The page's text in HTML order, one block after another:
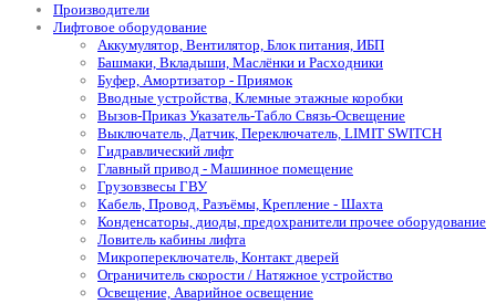
Производители
Лифтовое оборудование
Аккумулятор, Вентилятор, Блок питания, ИБП
Башмаки, Вкладыши, Маслёнки и Расходники
Буфер, Амортизатор - Приямок
Вводные устройства, Клемные этажные коробки
Вызов-Приказ Указатель-Табло Связь-Освещение
Выключатель, Датчик, Переключатель, LIMIT SWITCH
Гидравлический лифт
Главный привод - Машинное помещение
Грузовзвесы ГВУ
Кабель, Провод, Разъёмы, Крепление - Шахта
Конденсаторы, диоды, предохранители прочее оборудование
Ловитель кабины лифта
Микропереключатель, Контакт дверей
Ограничитель скорости / Натяжное устройство
Освещение, Аварийное освещение